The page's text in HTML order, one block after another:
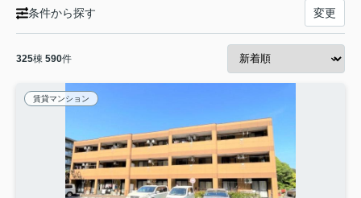
条件から探す 変更
325棟 590件
賃貸マンション